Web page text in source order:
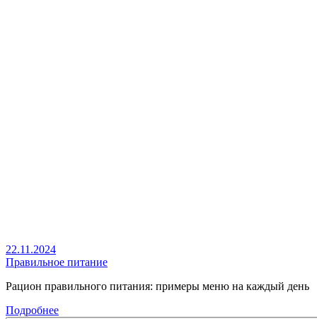
22.11.2024
Правильное питание
Рацион правильного питания: примеры меню на каждый день
Подробнее